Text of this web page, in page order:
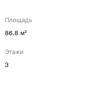
Площадь
86.8 м²
Этажи
3